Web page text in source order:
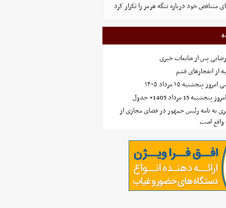
متناقض خود درباره تنگه هرمز را تکرار کرد
پس از شایعات خبری
از انفجارهای قشم
۱۵ مرداد ۱۴۰۵
15 مرداد 1405+ جدول
به نامه رئیس جمهور در فضای مجازی از
است